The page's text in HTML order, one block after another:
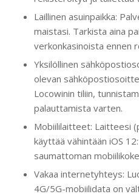
Laillinen asuinpaikka:
maistasi. Tarkista aina
verkonkasinoista ennen
Yksilöllinen
olevan
Locowinin tiliin,
palauttamista varten.
Mobiililaitteet: Laitteesi
käyttää vähintään iOS
saumattoman
Vakaa internetyhteys:
4G/5G-mobiilidata on